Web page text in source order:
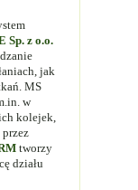
Sp. z o.o.
jak
MS
w
kolejek,
tworzy
działu